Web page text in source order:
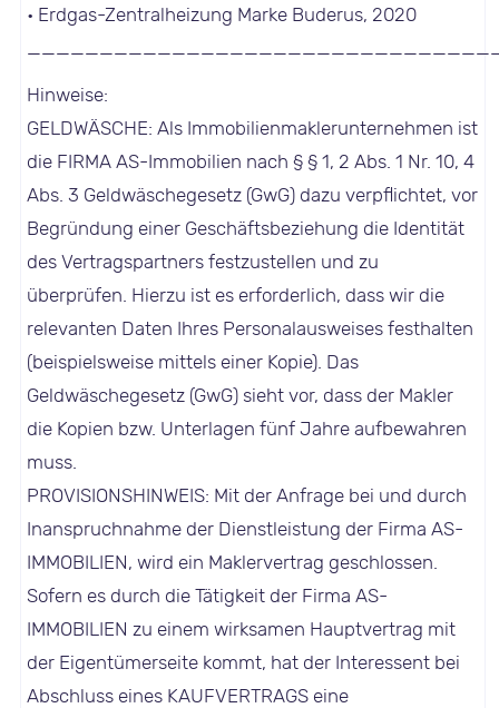
• Erdgas-Zentralheizung Marke Buderus, 2020
Hinweise:
GELDWÄSCHE: Als Immobilienmaklerunternehmen ist
die FIRMA AS-Immobilien nach § § 1, 2 Abs. 1 Nr. 10, 4
Abs. 3 Geldwäschegesetz (GwG) dazu verpflichtet, vor
Begründung einer Geschäftsbeziehung die Identität
des Vertragspartners festzustellen und zu
überprüfen. Hierzu ist es erforderlich, dass wir die
relevanten Daten Ihres Personalausweises festhalten
(beispielsweise mittels einer Kopie). Das
Geldwäschegesetz (GwG) sieht vor, dass der Makler
die Kopien bzw. Unterlagen fünf Jahre aufbewahren
muss.
PROVISIONSHINWEIS: Mit der Anfrage bei und durch
Inanspruchnahme der Dienstleistung der Firma AS-
IMMOBILIEN, wird ein Maklervertrag geschlossen.
Sofern es durch die Tätigkeit der Firma AS-
IMMOBILIEN zu einem wirksamen Hauptvertrag mit
der Eigentümerseite kommt, hat der Interessent bei
Abschluss eines KAUFVERTRAGS eine